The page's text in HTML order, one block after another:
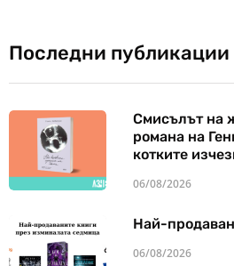
Последни публикации
Смисълът на
романа на
котките
06/08/2026
Най-
06/08/2026